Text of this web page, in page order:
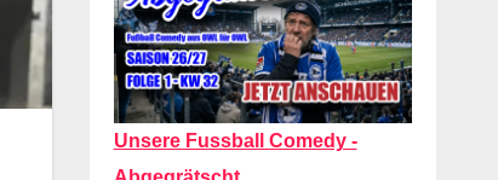
Unsere Fussball Comedy -